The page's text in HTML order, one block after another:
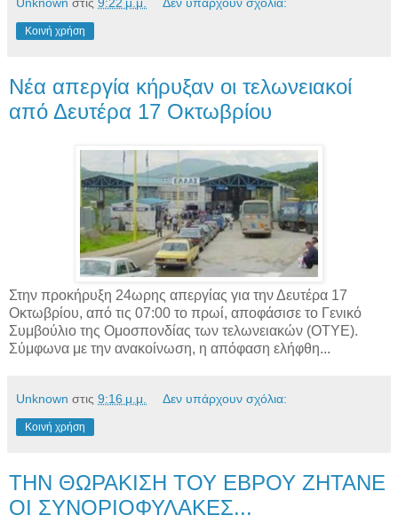
Κοινή χρήση
Νέα απεργία κήρυξαν οι τελωνειακοί
από Δευτέρα 17 Οκτωβρίου
Στην προκήρυξη 24ωρης απεργίας για την Δευτέρα 17
Οκτωβρίου, από τις 07:00 το πρωί, αποφάσισε το Γενικό
Συμβούλιο της Ομοσπονδίας των τελωνειακών (ΟΤΥΕ).
Σύμφωνα με την ανακοίνωση, η απόφαση ελήφθη...
Unknown στις 9:16 μ.μ. Δεν υπάρχουν σχόλια:
Κοινή χρήση
ΤΗΝ ΘΩΡΑΚΙΣΗ ΤΟΥ ΕΒΡΟΥ ΖΗΤΑΝΕ
ΟΙ ΣΥΝΟΡΙΟΦΥΛΑΚΕΣ...